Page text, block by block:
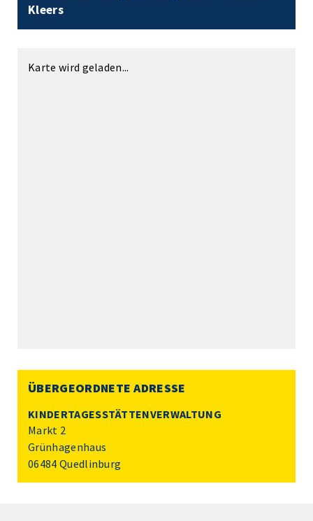
Kleers
Karte wird geladen...
ÜBERGEORDNETE ADRESSE
KINDERTAGESSTÄTTENVERWALTUNG
Markt 2
Grünhagenhaus
06484 Quedlinburg